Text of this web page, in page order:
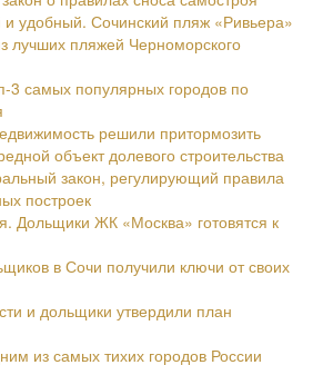
удобный. Сочинский пляж «Ривьера»
лучших пляжей Черноморского
3 самых популярных городов по
решили притормозить
объект долевого строительства
закон, регулирующий правила
построек
Дольщики ЖК «Москва» готовятся к
в Сочи получили ключи от своих
и дольщики утвердили план
из самых тихих городов России